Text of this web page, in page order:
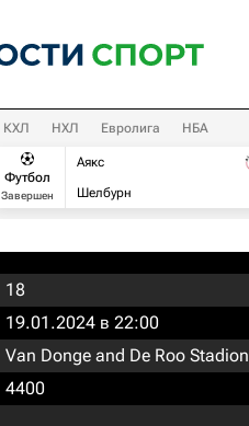
КХЛ НХЛ Евролига НБА
Футбол
Завершен
Аякс
Шелбурн
18
19.01.2024 в 22:00
Van Donge and De Roo Stadion
4400